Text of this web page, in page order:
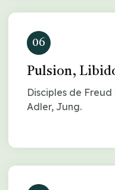
06
Pulsion,
Disciples de Freud
Adler, Jung.